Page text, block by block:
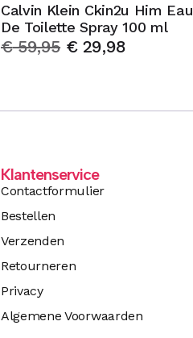
Calvin Klein Ckin2u Him Eau
De Toilette Spray 100 ml
€59,95 €29,98
Klantenservice
Contactformulier
Bestellen
Verzenden
Retourneren
Privacy
Algemene Voorwaarden